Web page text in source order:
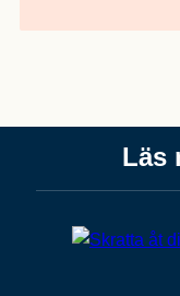
Läs
chansen! Det är